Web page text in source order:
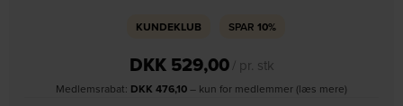
KUNDEKLUB SPAR 10%
DKK529,00/ pr. stk
Medlemsrabat: DKK 476,10– kun for medlemmer (læs mere)